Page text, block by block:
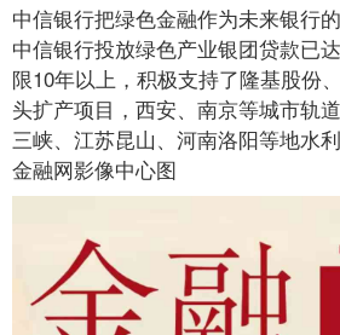
中信银行把绿色金融作为未来银行
中信银行投放绿色产业银团贷款已
限10年以上，积极支持了隆基股份
头扩产项目，西安、南京等城市轨
三峡、江苏昆山、河南洛阳等地水
金融网影像中心图